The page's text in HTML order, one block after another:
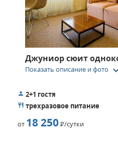
Джуниор сюит
Показать описание и фото
2+1 гостя
трехразовое питание
от 18 250Р/сутки